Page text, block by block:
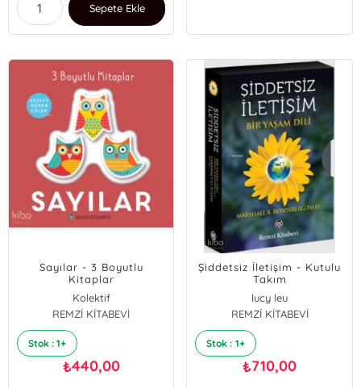
Sepete Ekle
Sayılar - 3 Boyutlu
Kitaplar
Kolektif
REMZİ KİTABEVİ
Stok : 1+
₺440,00
Şiddetsiz İletişim - Kutulu
Takım
lucy leu
REMZİ KİTABEVİ
Stok : 1+
₺710,00